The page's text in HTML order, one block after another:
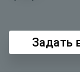
Задать